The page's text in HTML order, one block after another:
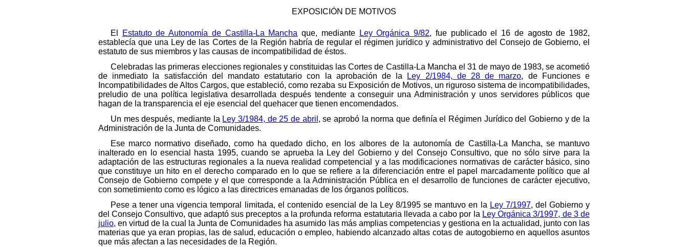
EXPOSICIÓN DE MOTIVOS
El Estatuto de Autonomía de Castilla-La Mancha que, mediante Ley Orgánica 9/82, fue publicado el 16 de agosto de 1982,
establecía que una Ley de las Cortes de la Región habría de regular el régimen jurídico y administrativo del Consejo de Gobierno, el
estatuto de sus miembros y las causas de incompatibilidad de éstos.
Celebradas las primeras elecciones regionales y constituidas las Cortes de Castilla-La Mancha el 31 de mayo de 1983, se acometió
de inmediato la satisfacción del mandato estatutario con la aprobación de la
Ley 2/1984, de 28 de marzo, de Funciones e
Incompatibilidades de Altos Cargos, que estableció, como rezaba su Exposición de Motivos, un riguroso sistema de incompatibilidades,
preludio de una política legislativa desarrollada después tendente a conseguir una Administración y unos servidores públicos que
hagan de la transparencia el eje esencial del quehacer que tienen encomendados.
Un mes después, mediante la Ley 3/1984, de 25 de abril , se aprobó la norma que definía el Régimen Jurídico del Gobierno y de la
Administración de la Junta de Comunidades.
Ese marco normativo diseñado, como ha quedado dicho, en los albores de la autonomía de Castilla-La Mancha, se mantuvo
inalterado en lo esencial hasta 1995, cuando se aprueba la Ley del Gobierno y del Consejo Consultivo, que no sólo sirve para la
adaptación de las estructuras regionales a la nueva realidad competencial y a las modificaciones normativas de carácter básico, sino
que constituye un hito en el derecho comparado en lo que se refiere a la diferenciación entre el papel marcadamente político que al
Consejo de Gobierno compete y el que corresponde a la Administración Pública en el desarrollo de funciones de carácter ejecutivo,
con sometimiento como es lógico a las directrices emanadas de los órganos políticos.
Pese a tener una vigencia temporal limitada, el contenido esencial de la Ley 8/1995 se mantuvo en la Ley 7/1997, del Gobierno y
del Consejo Consultivo, que adaptó sus preceptos a la profunda reforma estatutaria llevada a cabo por la Ley Orgánica 3/1997, de 3 de
julio, en virtud de la cual la Junta de Comunidades ha asumido las más amplias competencias y gestiona en la actualidad, junto con las
materias que ya eran propias, las de salud, educación o empleo, habiendo alcanzado altas cotas de autogobierno en aquellos asuntos
que más afectan a las necesidades de la Región.